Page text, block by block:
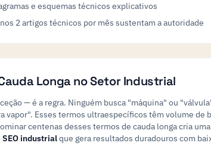
e esquemas técnicos explicativos
2 artigos técnicos por mês sustentam a autoridade
Longa no Setor Industrial
— é a regra. Ninguém busca "máquina" ou
vapor". Esses termos ultraespecíficos têm volume
centenas desses termos de cauda longa cria
SEO industrialque gera resultados duradouros com